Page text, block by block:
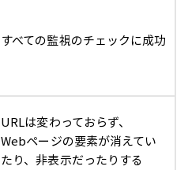
すべての監視のチェックに成功
URLは変わっておらず、
Webページの要素が消えてい
たり、非表示だったりする